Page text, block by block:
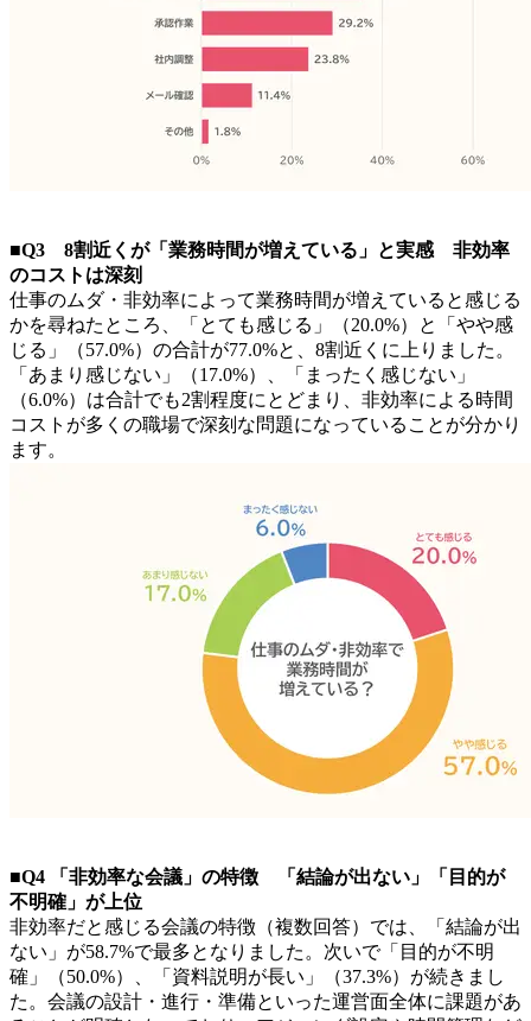
■Q3 8割近くが「業務時間が増えている」と実感 非効率
のコストは深刻
仕事のムダ・非効率によって業務時間が増えていると感じる
かを尋ねたところ、「とても感じる」（20.0%）と「やや感
じる」（57.0%）の合計が77.0%と、8割近くに上りました。
「あまり感じない」（17.0%）、「まったく感じない」
（6.0%）は合計でも2割程度にとどまり、非効率による時間
コストが多くの職場で深刻な問題になっていることが分かり
ます。
■Q4 「非効率な会議」の特徴 「結論が出ない」「目的が
不明確」が上位
非効率だと感じる会議の特徴（複数回答）では、「結論が出
ない」が58.7%で最多となりました。次いで「目的が不明
確」（50.0%）、「資料説明が長い」（37.3%）が続きまし
た。会議の設計・進行・準備といった運営面全体に課題があ